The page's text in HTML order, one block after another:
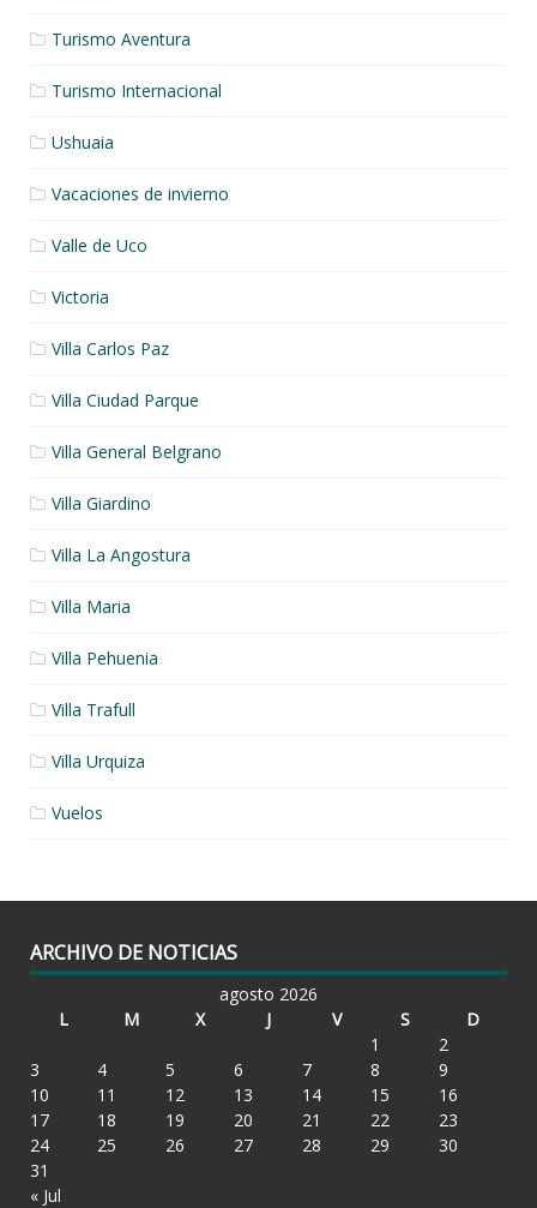
Turismo Aventura
Turismo Internacional
Ushuaia
Vacaciones de invierno
Valle de Uco
Victoria
Villa Carlos Paz
Villa Ciudad Parque
Villa General Belgrano
Villa Giardino
Villa La Angostura
Villa Maria
Villa Pehuenia
Villa Trafull
Villa Urquiza
Vuelos
ARCHIVO DE NOTICIAS
agosto 2026
L
M X J V S D
« Jul
1
2
3
4 5 6 7 8
9
10
11 12 13 14 15
16
17
18 19 20 21 22
23
24
25 26 27 28 29
30
31